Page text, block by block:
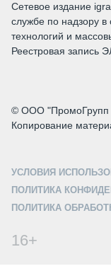
Сетевое издание
службе по надзору
технологий и
Реестровая запись
© ООО "ПромоГрупп
Копирование
УСЛОВИЯ
ПОЛИТИКА
ПОЛИТИКА
16+